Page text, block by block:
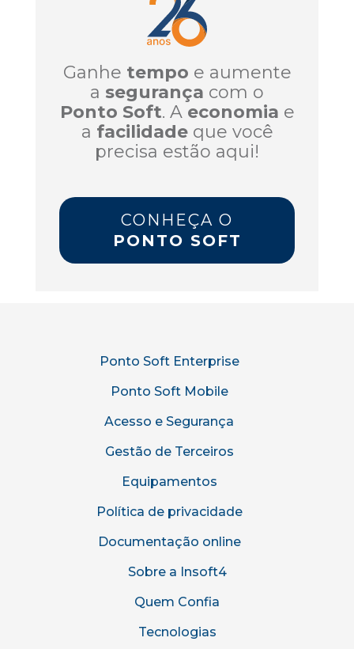
Ganhe tempo e aumente
a segurança com o
Ponto Soft. A economia e
a facilidadeque você
precisa estão aqui!
CONHEÇA O
PONTO SOFT
Ponto Soft Enterprise
Ponto Soft Mobile
Acesso e Segurança
Gestão de Terceiros
Equipamentos
Política de privacidade
Documentação online
Sobre a Insoft4
Quem Confia
Tecnologias